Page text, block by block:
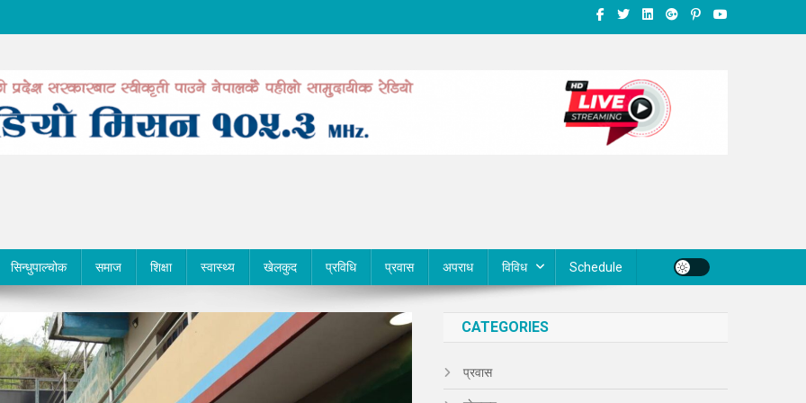
सिन्धुपाल्चोक समाज शिक्षा स्वास्थ्य खेलकुद प्रविधि प्रवास अपराध विविध Schedule
CATEGORIES
प्रवास